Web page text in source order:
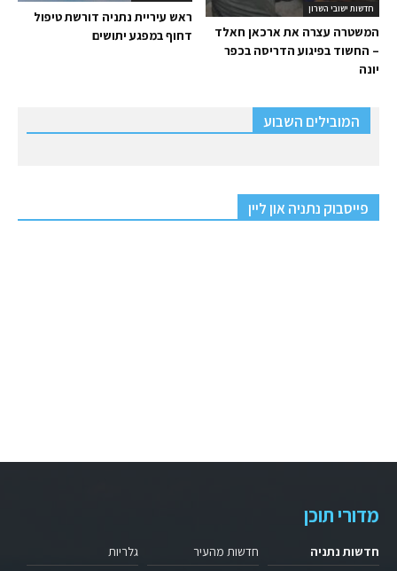
ראש עיריית נתניה דורשת טיפול
דחוף במפגע יתושים
חדשות ישובי השרון
המשטרה עצרה את ארכאן חאלד
– החשוד בפיגוע הדריסה בכפר
יונה
המובילים השבוע
פייסבוק נתניה און ליין
מדורי תוכן
חדשות נתניה
חדשות מהעיר
גלריות